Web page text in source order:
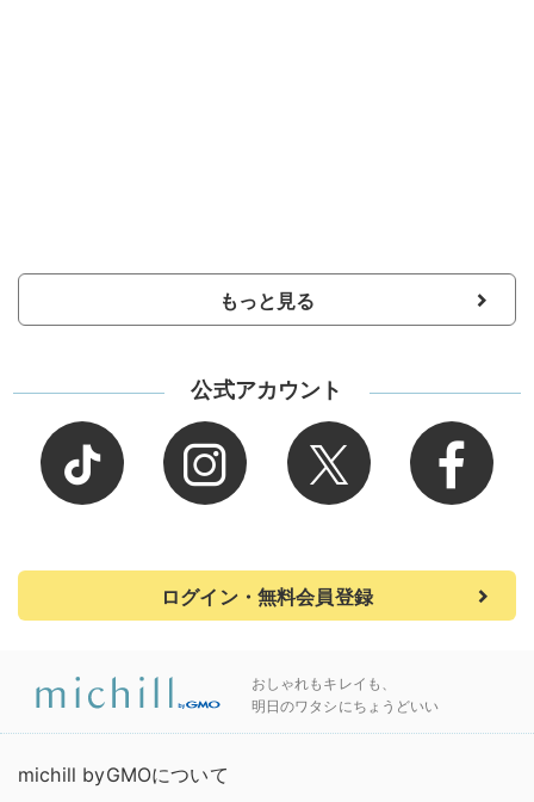
もっと見る
公式アカウント
ログイン・無料会員登録
おしゃれもキレイも、
明日のワタシにちょうどいい
michill byGMOについて